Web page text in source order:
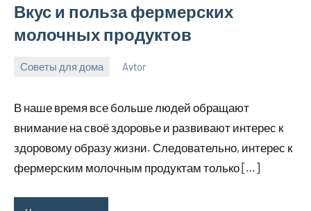
Вкус и польза фермерских
молочных продуктов
Советы для дома
2023
Avtor
В наше время все больше людей обращают
внимание на своё здоровье и развивают интерес к
здоровому образу жизни. Следовательно, интерес к
фермерским молочным продуктам только […]